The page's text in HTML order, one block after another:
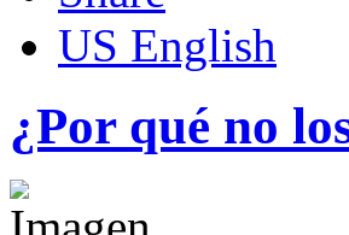
US English
¿Por qué no